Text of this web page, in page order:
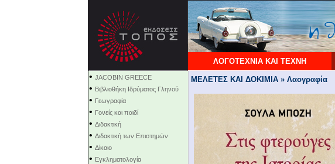
ΛΟΓΟΤΕΧΝΙΑ ΚΑΙ ΤΕΧΝΗ
• JACOBIN GREECE
• Βιβλιοθήκη Ιδρύματος Γληνού
• Γεωγραφία
• Γονείς και παιδί
• Διδακτική
• Διδακτική των Επιστημών
• Δίκαιο
• Εγκληματολογία
ΜΕΛΕΤΕΣ ΚΑΙ ΔΟΚΙΜΙΑ » Λαογραφία